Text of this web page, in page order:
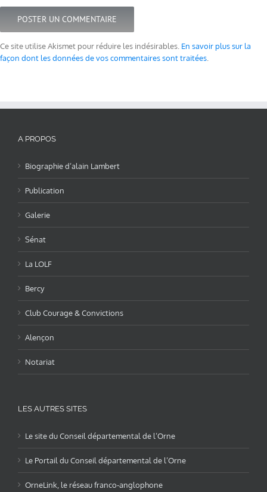
Ce site utilise Akismet pour réduire les indésirables. En savoir plus sur la
façon dont les données de vos commentaires sont traitées
A PROPOS
Biographie d’alain Lambert
Publication
Galerie
Sénat
La LOLF
Bercy
Club Courage & Convictions
Alençon
Notariat
LES AUTRES SITES
Le site du Conseil départemental de l’Orne
Le Portail du Conseil départemental de l’Orne
OrneLink, le réseau franco-anglophone